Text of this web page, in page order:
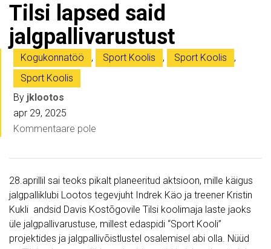
Tilsi lapsed said
jalgpallivarustust
Kogukonnatöö , Sport Koolis , Sport Koolis
,
Sport Koolis
By jklootos
apr 29, 2025
Kommentaare pole
28.aprillil sai teoks pikalt planeeritud aktsioon, mille käigus
jalgpalliklubi Lootos tegevjuht Indrek Käo ja treener Kristin
Kukli andsid Davis Kostõgovile Tilsi koolimaja laste jaoks
üle jalgpallivarustuse, millest edaspidi “Sport Kooli”
projektides ja jalgpallivõistlustel osalemisel abi olla. Nüüd